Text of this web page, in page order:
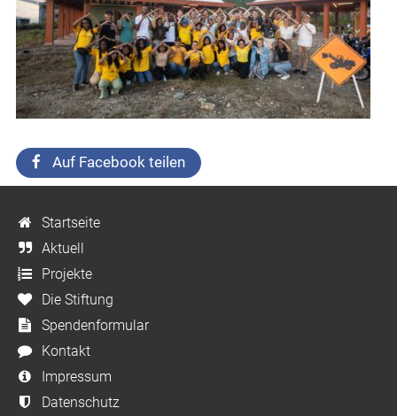
Auf Facebook teilen
Startseite
Aktuell
Projekte
Die Stiftung
Spendenformular
Kontakt
Impressum
Datenschutz